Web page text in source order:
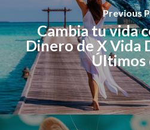
Previous
Cambia tu vida
Dinero de X Vida
Últimos